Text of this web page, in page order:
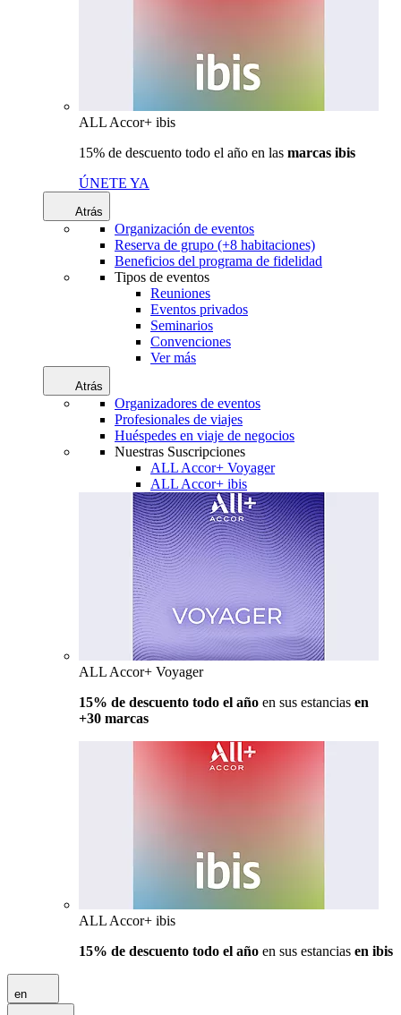
ALL Accor+ ibis
15% de descuento todo el año en las marcas ibis
ÚNETE YA
Atrás
Organización de eventos
Reserva de grupo (+8 habitaciones)
Beneficios del programa de fidelidad
Tipos de eventos
Reuniones
Eventos privados
Seminarios
Convenciones
Ver más
Atrás
Organizadores de eventos
Profesionales de viajes
Huéspedes en viaje de negocios
Nuestras Suscripciones
ALL Accor+ Voyager
ALL Accor+ ibis
ALL Accor+ Voyager
15% de descuento todo el año en sus estancias en
+30 marcas
ALL Accor+ ibis
15% de descuento todo el año en sus estancias en ibis
en